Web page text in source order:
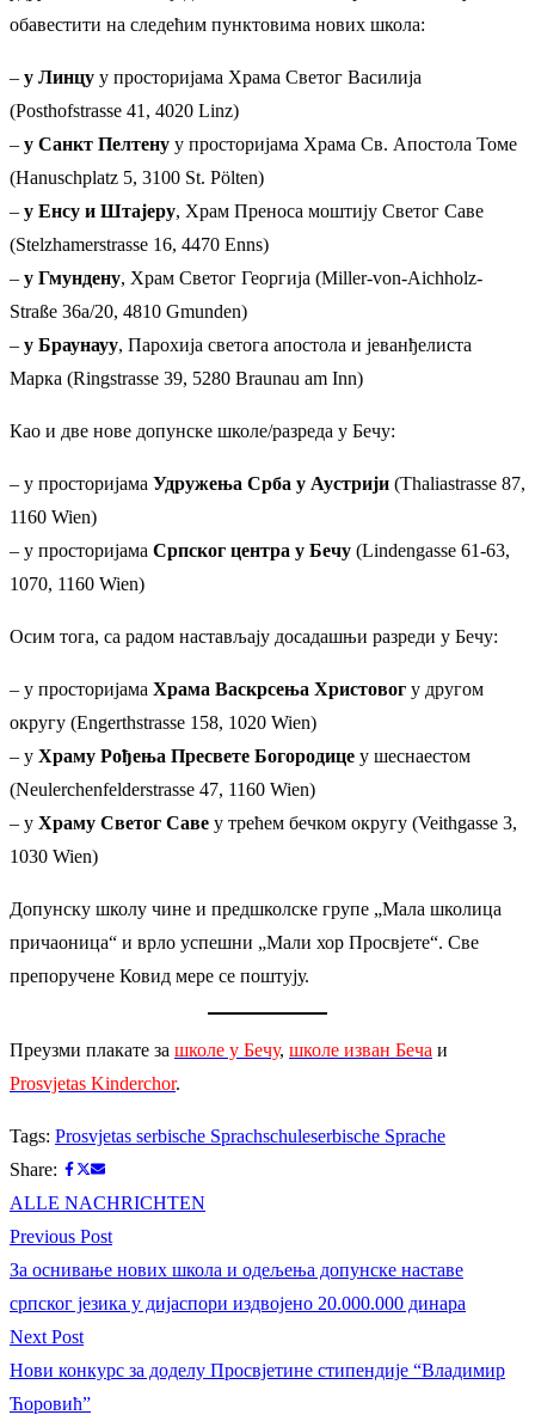
обавестити на следећим пунктовима нових школа:
– у Линцу у просторијама Храма Светог Василија
(Posthofstrasse 41, 4020 Linz)
– у Санкт Пелтену у просторијама Храма Св. Апостола Томе
(Hanuschplatz 5, 3100 St. Pölten)
– у Енсу и Штајеру, Храм Преноса моштију Светог Саве
(Stelzhamerstrasse 16, 4470 Enns)
– у Гмундену, Храм Светог Георгија (Miller-von-Aichholz-
Straße 36a/20, 4810 Gmunden)
– у Браунауу, Парохија светога апостола и јеванђелиста
Марка (Ringstrasse 39, 5280 Braunau am Inn)
Као и две нове допунске школе/разреда у Бечу:
– у просторијама Удружења Срба у Аустрији (Thaliastrasse 87,
1160 Wien)
– у просторијама Српског центра у Бечу (Lindengasse 61-63,
1070, 1160 Wien)
Осим тога, са радом настављају досадашњи разреди у Бечу:
– у просторијама Храма Васкрсења Христовог у другом
округу (Engerthstrasse 158, 1020 Wien)
– у Храму Рођења Пресвете Богородице у шеснаестом
(Neulerchenfelderstrasse 47, 1160 Wien)
– у Храму Светог Саве у трећем бечком округу (Veithgasse 3,
1030 Wien)
Допунску школу чине и предшколске групе „Мала школица
причаоница“ и врло успешни „Мали хор Просвјете“. Све
препоручене Ковид мере се поштују.
Преузми плакате за школе у Бечу, школе изван Беча и
Prosvjetas Kinderchor.
Tags: Prosvjetas serbische Sprachschuleserbische Sprache
Share:
ALLE NACHRICHTEN
Beitrags-
Navigation
Previous PostPrevious
post:
За оснивање нових школа и одељења допунске наставе
српског језика у дијаспори издвојено 20.000.000 динара
Next PostNext
post:
Нови конкурс за доделу Просвјетине стипендије “Владимир
Ћоровић”